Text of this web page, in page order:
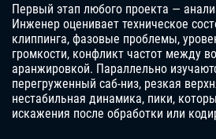
Первый этап любого проекта —
Инженер оценивает техническое
клиппинга, фазовые проблемы,
громкости, конфликт частот между
аранжировкой. Параллельно
перегруженный саб-низ, резкая
нестабильная динамика, пики,
искажения после обработки или